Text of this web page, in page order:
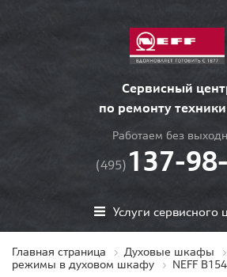
Сервисный
по ремонту
Работаем без
(495) 137-
Услуги сервисного
Главная страница Духовые шкафы
режимы в духовом шкафу
NEFF